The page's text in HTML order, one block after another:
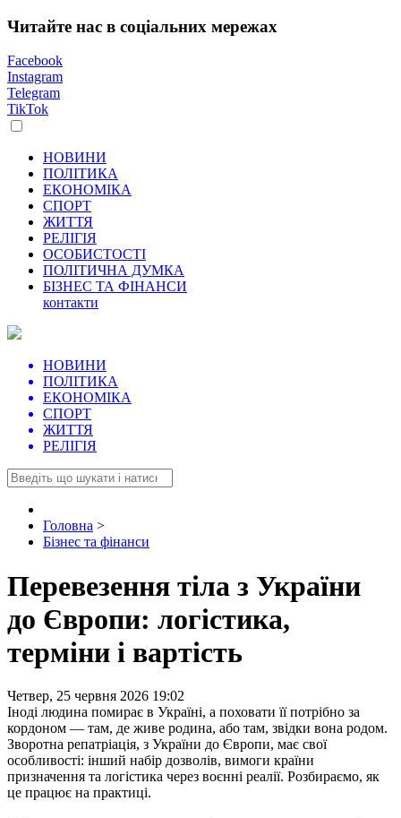
Читайте нас в соціальних мережах
Facebook
Instagram
Telegram
TikTok
НОВИНИ
ПОЛІТИКА
ЕКОНОМІКА
СПОРТ
ЖИТТЯ
РЕЛІГІЯ
ОСОБИСТОСТІ
ПОЛІТИЧНА ДУМКА
БІЗНЕС ТА ФІНАНСИ
контакти
НОВИНИ
ПОЛІТИКА
ЕКОНОМІКА
СПОРТ
ЖИТТЯ
РЕЛІГІЯ
Головна >
Бізнес та фінанси
Перевезення тіла з України
до Європи: логістика,
терміни і вартість
Четвер, 25 червня 2026 19:02
Іноді людина помирає в Україні, а поховати її потрібно за
кордоном — там, де живе родина, або там, звідки вона родом.
Зворотна репатріація, з України до Європи, має свої
особливості: інший набір дозволів, вимоги країни
призначення та логістика через воєнні реалії. Розбираємо, як
це працює на практиці.